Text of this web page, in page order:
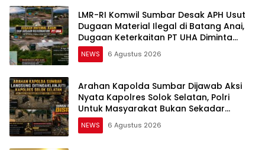
LMR-RI Komwil Sumbar Desak APH Usut
Dugaan Material Ilegal di Batang Anai,
Dugaan Keterkaitan PT UHA Diminta
Diselidiki Tuntas
NEWS 6 Agustus 2026
Arahan Kapolda Sumbar Dijawab Aksi
Nyata Kapolres Solok Selatan, Polri
Untuk Masyarakat Bukan Sekadar
Slogan
NEWS 6 Agustus 2026